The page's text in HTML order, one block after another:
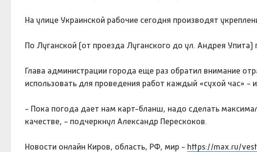
На улице Украинской рабочие сегодня производят
По Луганской (от проезда Луганского до ул. Андрея
Глава администрации города еще раз обратил внимание
использовать для проведения работ каждый «сухой час» -
- Пока погода дает нам карт-бланш, надо сделать
качестве, - подчеркнул Александр Перескоков.
Новости онлайн Киров, область, РФ, мир - https://max.ru/